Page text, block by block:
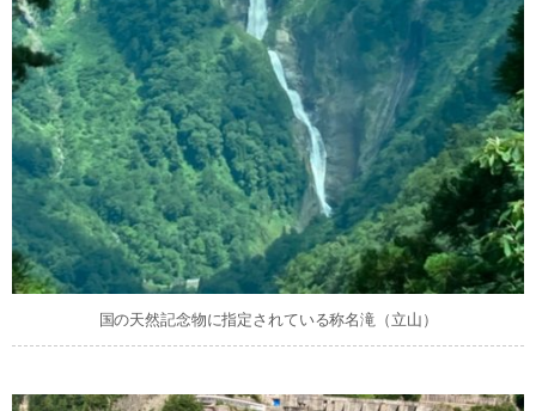
国の天然記念物に指定されている称名滝（立山）